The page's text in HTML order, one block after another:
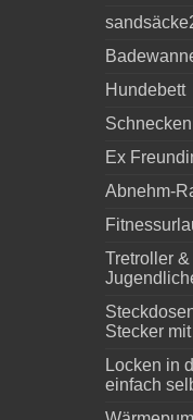
Hundebett
Ex
Abnehm-
Tretroller
Stecker
Locken in
einfach